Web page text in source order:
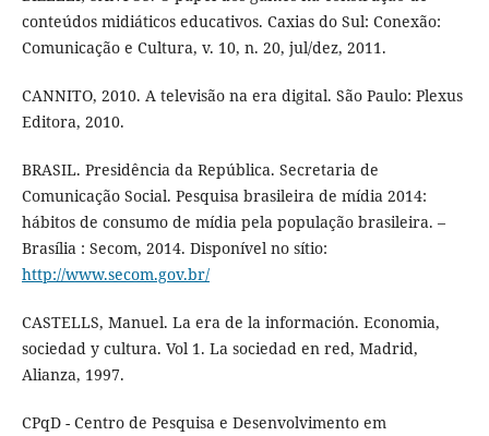
conteúdos midiáticos educativos. Caxias do Sul: Conexão:
Comunicação e Cultura, v. 10, n. 20, jul/dez, 2011.
CANNITO, 2010. A televisão na era digital. São Paulo: Plexus
Editora, 2010.
BRASIL. Presidência da República. Secretaria de
Comunicação Social. Pesquisa brasileira de mídia 2014:
hábitos de consumo de mídia pela população brasileira. –
Brasília : Secom, 2014. Disponível no sítio:
http://www.secom.gov.br/
CASTELLS, Manuel. La era de la información. Economia,
sociedad y cultura. Vol 1. La sociedad en red, Madrid,
Alianza, 1997.
CPqD - Centro de Pesquisa e Desenvolvimento em